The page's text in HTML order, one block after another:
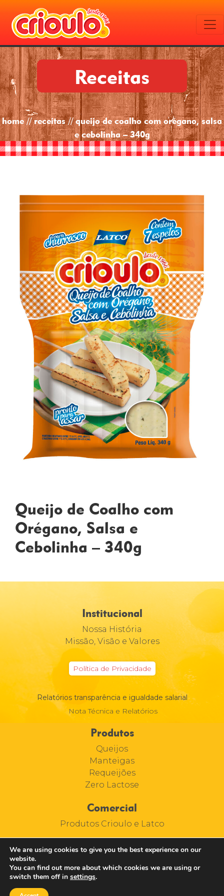
Receitas
home // receitas // queijo de coalho com orégano, salsa
e cebolinha – 340g
Queijo de Coalho com
Orégano, Salsa e
Cebolinha – 340g
Institucional
Nossa História
Missão, Visão e Valores
Política de Privacidade
Relatórios transparência e igualdade salarial
Nota Técnica e Relatórios
Produtos
Queijos
Manteigas
Requeijões
Zero Lactose
Comercial
Produtos Crioulo e Latco
We are using cookies to give you the best experience on our
website.
You can find out more about which cookies we are using or
switch them off in settings.